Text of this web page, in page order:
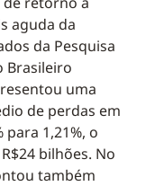
aguda da
da Pesquisa
Brasileiro
uma
de perdas em
para 1,21%, o
bilhões. No
também